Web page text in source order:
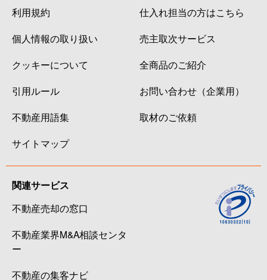
利用規約
個人情報の取り扱い
クッキーについて
引用ルール
不動産用語集
サイトマップ
仕入れ担当の方はこちら
売主取次サービス
全商品のご紹介
お問い合わせ（企業用）
取材のご依頼
関連サービス
不動産売却の窓口
不動産業界M&A相談センタ
ー
不動産の集客ナビ